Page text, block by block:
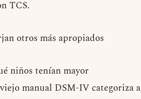
TCS.
otros más apropiados
niños tenían mayor
manual DSM-IV categoriza a